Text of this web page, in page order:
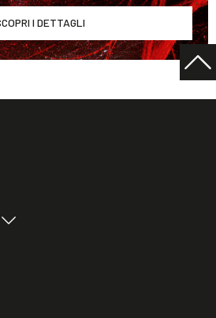
I DETTAGLI